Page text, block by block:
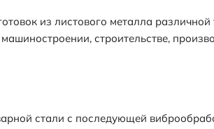
из листового металла
строительстве,
стали с последующей